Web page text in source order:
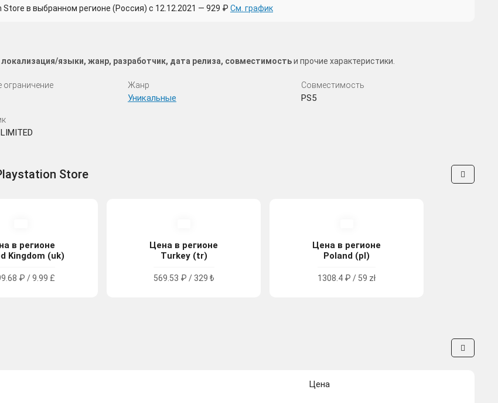
в выбранном регионе (Россия) с 12.12.2021 — 929 ₽ См. график
языки, жанр, разработчик, дата релиза, совместимостьи прочие характеристики.
ограничение Жанр
Уникальные
Совместимость
PS5
Store
в регионе
Kingdom (uk)
₽ / 9.99 £
Цена в регионе
Turkey (tr)
569.53 ₽ / 329 ₺
Цена в регионе
Poland (pl)
1308.4 ₽ / 59 zł
Цена